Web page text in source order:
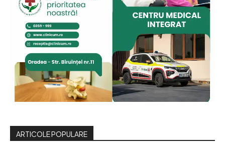
ARTICOLE POPULARE